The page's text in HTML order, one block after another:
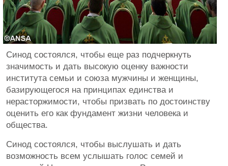
Синод состоялся, чтобы еще раз подчеркнуть
значимость и дать высокую оценку важности
института семьи и союза мужчины и женщины,
базирующегося на принципах единства и
нерасторжимости, чтобы призвать по достоинству
оценить его как фундамент жизни человека и
общества.
Синод состоялся, чтобы выслушать и дать
возможность всем услышать голос семей и